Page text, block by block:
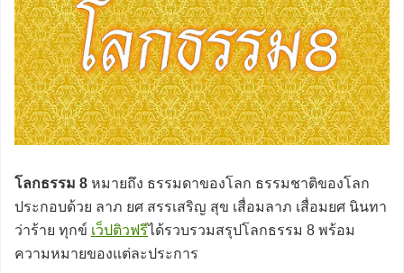
โลกธรรม 8 หมายถึง ธรรมดาของโลก ธรรมชาติของโลก
ประกอบด้วย ลาภ ยศ สรรเสริญ สุข เสื่อมลาภ เสื่อมยศ นินทา
ว่าร้าย ทุกข์ เว็ปติวฟรีได้รวบรวมสรุปโลกธรรม 8 พร้อม
ความหมายของแต่ละประการ